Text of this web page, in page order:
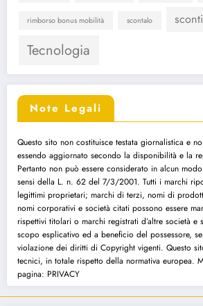
rimborso bonus mobilità scontalo sconti
Tecnologia
Note Legali
Questo sito non costituisce testata giornalistica e
essendo aggiornato secondo la disponibilità e la
Pertanto non può essere considerato in alcun
sensi della L. n. 62 del 7/3/2001. Tutti i marchi
legittimi proprietari; marchi di terzi, nomi di
nomi corporativi e società citati possono essere
rispettivi titolari o marchi registrati d’altre società
scopo esplicativo ed a beneficio del possessore,
violazione dei diritti di Copyright vigenti. Questo
tecnici, in totale rispetto della normativa europea.
pagina: PRIVACY